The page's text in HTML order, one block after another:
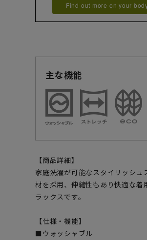
Find out more on your
主な機能
【商品詳細】
家庭洗濯が可能なスタイリッシ
材を採用、伸縮性もあり快適な
ラックスです。
【仕様・機能】
■ウォッシャブル